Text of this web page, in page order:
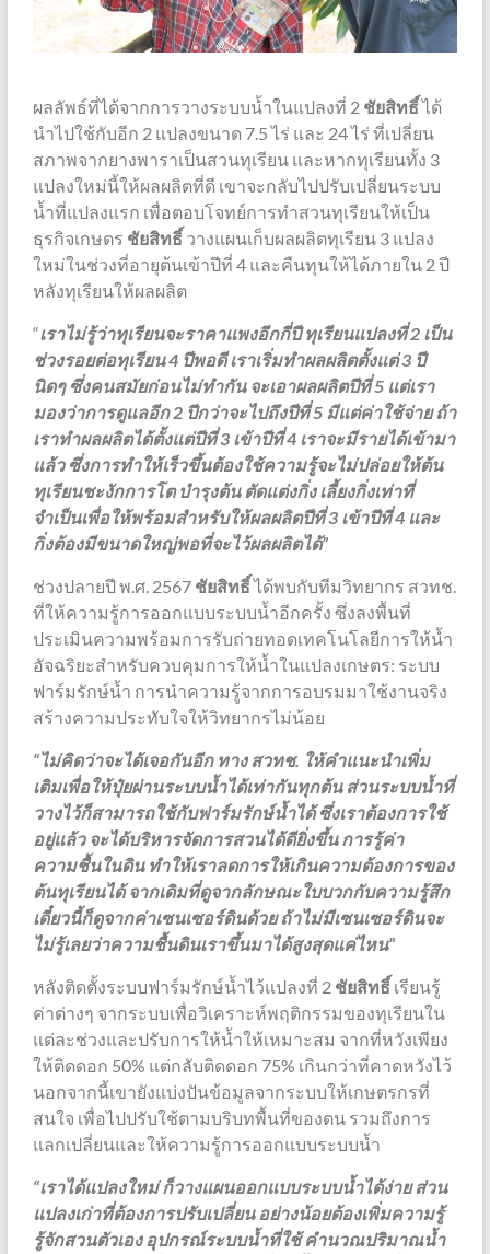
ผลลัพธ์ที่ได้จากการวางระบบน้ำในแปลงที่ 2 ชัยสิทธิ์ได้
นำไปใช้กับอีก 2 แปลงขนาด 7.5 ไร่ และ 24 ไร่ ที่เปลี่ยน
สภาพจากยางพาราเป็นสวนทุเรียน และหากทุเรียนทั้ง 3
แปลงใหม่นี้ให้ผลผลิตที่ดี เขาจะกลับไปปรับเปลี่ยนระบบ
น้ำที่แปลงแรก เพื่อตอบโจทย์การทำสวนทุเรียนให้เป็น
ธุรกิจเกษตร ชัยสิทธิ์ วางแผนเก็บผลผลิตทุเรียน 3 แปลง
ใหม่ในช่วงที่อายุต้นเข้าปีที่ 4 และคืนทุนให้ได้ภายใน 2 ปี
หลังทุเรียนให้ผลผลิต
“เราไม่รู้ว่าทุเรียนจะราคาแพงอีกกี่ปี ทุเรียนแปลงที่2 เป็น
ช่วงรอยต่อทุเรียน 4 ปีพอดี เราเริ่มทำผลผลิตตั้งแต่ 3 ปี
นิดๆ ซึ่งคนสมัยก่อนไม่ทำกัน จะเอาผลผลิตปีที่ 5 แต่เรา
มองว่าการดูแลอีก 2 ปีกว่าจะไปถึงปีที่ 5 มีแต่ค่าใช้จ่าย ถ้า
เราทำผลผลิตได้ตั้งแต่ปีที่ 3 เข้าปีที่ 4 เราจะมีรายได้เข้ามา
แล้ว ซึ่งการทำให้เร็วขึ้นต้องใช้ความรู้จะไม่ปล่อยให้ต้น
ทุเรียนชะงักการโต บำรุงต้น ตัดแต่งกิ่ง เลี้ยงกิ่งเท่าที่
จำเป็นเพื่อให้พร้อมสำหรับให้ผลผลิตปีที่ 3 เข้าปีที่ 4 และ
กิ่งต้องมีขนาดใหญ่พอที่จะไว้ผลผลิตได้”
ช่วงปลายปี พ.ศ. 2567 ชัยสิทธิ์ได้พบกับทีมวิทยากร สวทช.
ที่ให้ความรู้การออกแบบระบบน้ำอีกครั้ง ซึ่งลงพื้นที่
ประเมินความพร้อมการรับถ่ายทอดเทคโนโลยีการให้น้ำ
อัจฉริยะสำหรับควบคุมการให้น้ำในแปลงเกษตร: ระบบ
ฟาร์มรักษ์น้ำ การนำความรู้จากการอบรมมาใช้งานจริง
สร้างความประทับใจให้วิทยากรไม่น้อย
“ไม่คิดว่าจะได้เจอกันอีก ทาง สวทช. ให้คำแนะนำเพิ่ม
เติมเพื่อให้ปุ๋ยผ่านระบบน้ำได้เท่ากันทุกต้น ส่วนระบบน้ำที่
วางไว้ก็สามารถใช้กับฟาร์มรักษ์น้ำได้ ซึ่งเราต้องการใช้
อยู่แล้ว จะได้บริหารจัดการสวนได้ดียิ่งขึ้น การรู้ค่า
ความชื้นในดิน ทำให้เราลดการให้เกินความต้องการของ
ต้นทุเรียนได้ จากเดิมที่ดูจากลักษณะใบบวกกับความรู้สึก
เดี๋ยวนี้ก็ดูจากค่าเซนเซอร์ดินด้วย ถ้าไม่มีเซนเซอร์ดินจะ
ไม่รู้เลยว่าความชื้นดินเราขึ้นมาได้สูงสุดแค่ไหน”
หลังติดตั้งระบบฟาร์มรักษ์น้ำไว้แปลงที่ 2 ชัยสิทธิ์ เรียนรู้
ค่าต่างๆ จากระบบเพื่อวิเคราะห์พฤติกรรมของทุเรียนใน
แต่ละช่วงและปรับการให้น้ำให้เหมาะสม จากที่หวังเพียง
ให้ติดดอก 50% แต่กลับติดดอก 75% เกินกว่าที่คาดหวังไว้
นอกจากนี้เขายังแบ่งปันข้อมูลจากระบบให้เกษตรกรที่
สนใจ เพื่อไปปรับใช้ตามบริบทพื้นที่ของตน รวมถึงการ
แลกเปลี่ยนและให้ความรู้การออกแบบระบบน้ำ
“เราได้แปลงใหม่ ก็วางแผนออกแบบระบบน้ำได้ง่าย ส่วน
แปลงเก่าที่ต้องการปรับเปลี่ยน อย่างน้อยต้องเพิ่มความรู้
รู้จักสวนตัวเอง อุปกรณ์ระบบน้ำที่ใช้ คำนวณปริมาณน้ำ